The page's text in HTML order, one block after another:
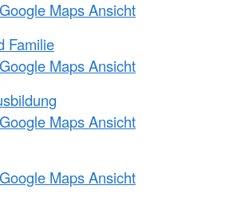
Maps Ansicht
Familie
Maps Ansicht
Maps Ansicht
Maps Ansicht